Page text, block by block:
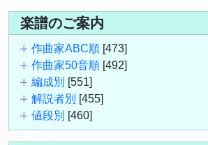
楽譜のご案内
作曲家ABC順 [473]
作曲家50音順 [492]
編成別 [551]
解説者別 [455]
値段別 [460]